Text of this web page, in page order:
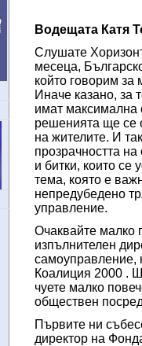
Водещата Катя
Слушате
месеца,
който говорим
Иначе казано, за
имат максимална
решенията ще се
на жителите. И
прозрачността
и битки, които се
тема, която е
непредубедено
управление.
Очаквайте малко
изпълнителен
самоуправление,
Коалиция 2000 .
чуете малко
обществен
Първите ни
директор на